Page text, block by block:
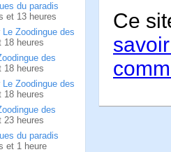
du paradis
et 13 heures
Le Zoodingue des
18 heures
des
18 heures
Le Zoodingue des
18 heures
des
23 heures
du paradis
et 1 heure
Ce